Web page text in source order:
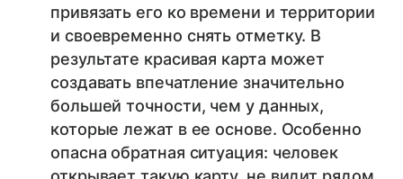
привязать его ко времени и территории
и своевременно снять отметку. В
результате красивая карта может
создавать впечатление значительно
большей точности, чем у данных,
которые лежат в ее основе. Особенно
опасна обратная ситуация: человек